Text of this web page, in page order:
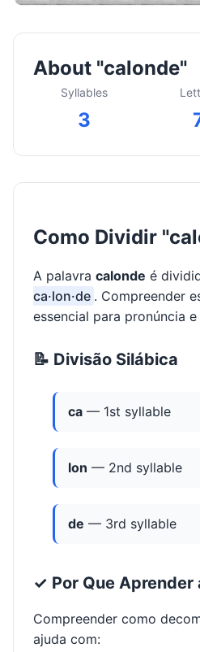
About "calonde"
Syllables
3
Como Dividir
A palavra calonde é
ca·lon·de . Compreender
essencial para pronúncia
📝 Divisão Silábica
ca — 1st syllable
lon — 2nd syllable
de — 3rd syllable
✓ Por Que Aprender
Compreender como
ajuda com: